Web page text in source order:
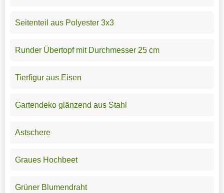
Seitenteil aus Polyester 3x3
Runder Übertopf mit Durchmesser 25 cm
Tierfigur aus Eisen
Gartendeko glänzend aus Stahl
Astschere
Graues Hochbeet
Grüner Blumendraht